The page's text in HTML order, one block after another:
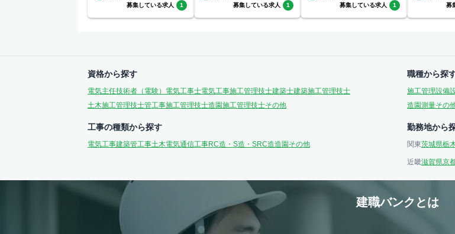
募集している求人 1 募集している求人 1 募集している求人 1 募
資格から探す
電気主任技術者（電験） 電気工事士電気工事施工管理技士建築士建築施工管理技士
土木施工管理技士管工事施工管理技士造園施工管理技士その他
職種から探
施工管理設備
造園測量その
工事の種類から探す
電気工事建築管工事土木電気通信工事RC造・S造・SRC造造園 その他
勤務地から
関東茨城県栃
近畿滋賀県京
建職バンクとは